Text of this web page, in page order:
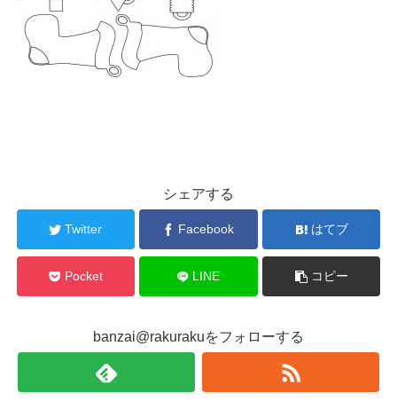
シェアする
Twitter Facebook はてブ
Pocket LINE コピー
banzai@rakurakuをフォローする